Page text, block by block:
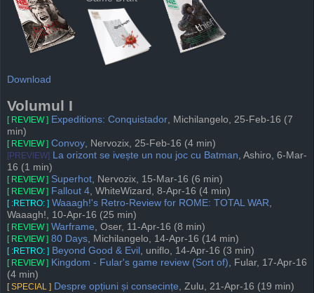
Download
Volumul I
[ REVIEW ] Expeditions: Conquistador, Michilangelo, 25-Feb-16 (7
min)
[ REVIEW ] Convoy, Nervozix, 25-Feb-16 (4 min)
[PREVIEW] La orizont se ivește un nou joc cu Batman, Ashiro, 6-Mar-
16 (1 min)
[ REVIEW ] Superhot, Nervozix, 15-Mar-16 (6 min)
[ REVIEW ] Fallout 4, WhiteWizard, 8-Apr-16 (4 min)
[ :RETRO: ] Waaagh!'s Retro-Review for ROME: TOTAL WAR,
Waaagh!, 10-Apr-16 (25 min)
[ REVIEW ] Warframe, Oser, 11-Apr-16 (8 min)
[ REVIEW ] 80 Days, Michilangelo, 14-Apr-16 (14 min)
[ :RETRO: ] Beyond Good & Evil , uniflo, 14-Apr-16 (3 min)
[ REVIEW ] Kingdom - Fular's game review (Sort of), Fular, 17-Apr-16
(4 min)
[ SPECIAL ] Despre opțiuni și consecințe, Zulu, 21-Apr-16 (19 min)